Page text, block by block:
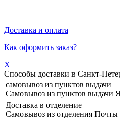
Доставка и оплата
Как оформить заказ?
X
Способы доставки в Санкт-
самовывоз из пунктов выдачи
Самовывоз из пунктов выдачи
Доставка в отделение
Самовывоз из отделения Почты